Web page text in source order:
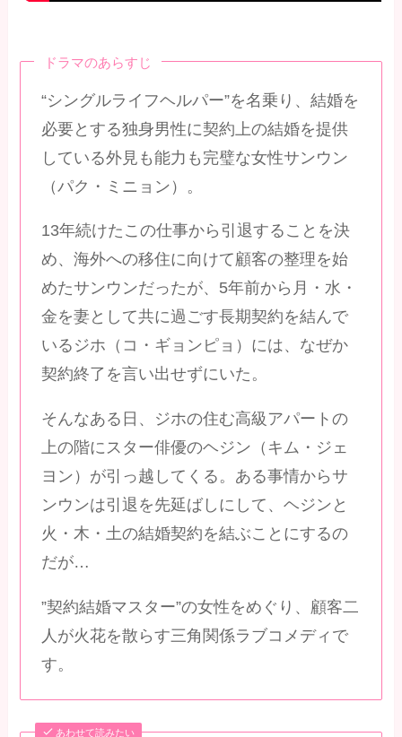
ドラマのあらすじ
“シングルライフヘルパー”を名乗り、結婚を
必要とする独身男性に契約上の結婚を提供
している外見も能力も完璧な女性サンウン
（パク・ミニョン）。
13年続けたこの仕事から引退することを決
め、海外への移住に向けて顧客の整理を始
めたサンウンだったが、5年前から月・水・
金を妻として共に過ごす長期契約を結んで
いるジホ（コ・ギョンピョ）には、なぜか
契約終了を言い出せずにいた。
そんなある日、ジホの住む高級アパートの
上の階にスター俳優のヘジン（キム・ジェ
ヨン）が引っ越してくる。ある事情からサ
ンウンは引退を先延ばしにして、ヘジンと
火・木・土の結婚契約を結ぶことにするの
だが…
”契約結婚マスター”の女性をめぐり、顧客二
人が火花を散らす三角関係ラブコメディで
す。
あわせて読みたい